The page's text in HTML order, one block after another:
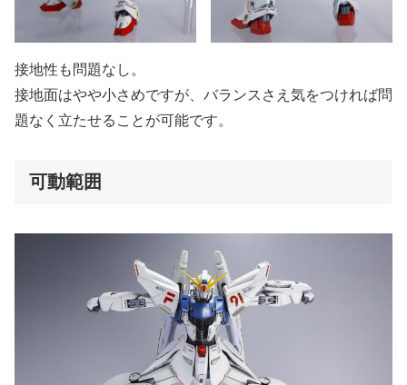
接地性も問題なし。
接地面はやや小さめですが、バランスさえ気をつければ問
題なく立たせることが可能です。
可動範囲